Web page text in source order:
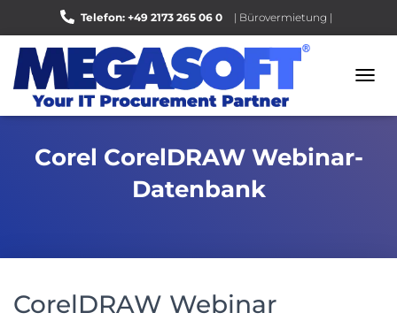
Telefon: +49 2173 265 06 0 | Bürovermietung |
Bewerten Sie uns auf Google |
U
Corel CorelDRAW Webinar-
Datenbank
CorelDRAW Webinar